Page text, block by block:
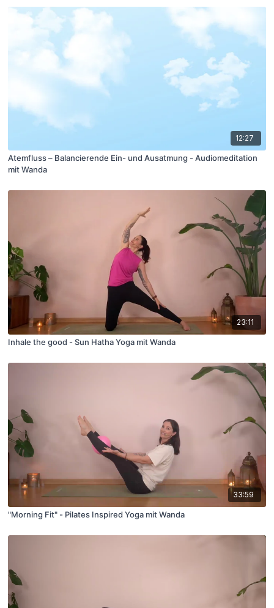
12:27
Atemfluss – Balancierende Ein- und Ausatmung - Audiomeditation
mit Wanda
23:11
Inhale the good - Sun Hatha Yoga mit Wanda
33:59
"Morning Fit" - Pilates Inspired Yoga mit Wanda